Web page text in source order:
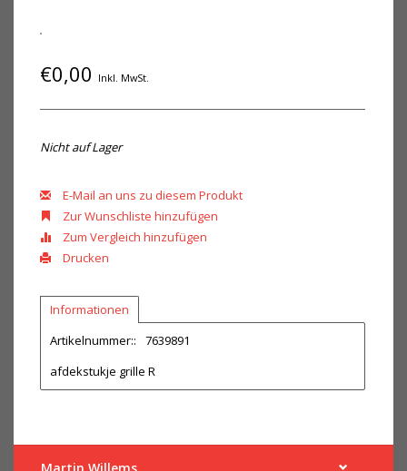
€0,00 Inkl. MwSt.
Nicht auf Lager
E-Mail an uns zu diesem Produkt
Zur Wunschliste hinzufügen
Zum Vergleich hinzufügen
Drucken
Informationen
Artikelnummer::
7639891
afdekstukje grille R